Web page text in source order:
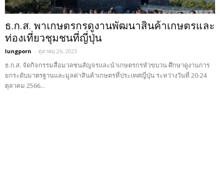
ธ.ก.ส. พาเกษตรกรดูงานพัฒนาสินค้าเกษตรและ
ท่องเที่ยวชุมชนที่ญี่ปุ่น
lungporn - ตุลาคม 26, 2023
ธ.ก.ส. จัดกิจกรรมสื่อมวลชนสัญจรและนำเกษตรกรหัวขบวน ศึกษาดูงานการ
ยกระดับมาตรฐานและมูลค่าสินค้าเกษตรที่ประเทศญี่ปุ่น ระหว่างวันที่ 20-24
ตุลาคม 2566...